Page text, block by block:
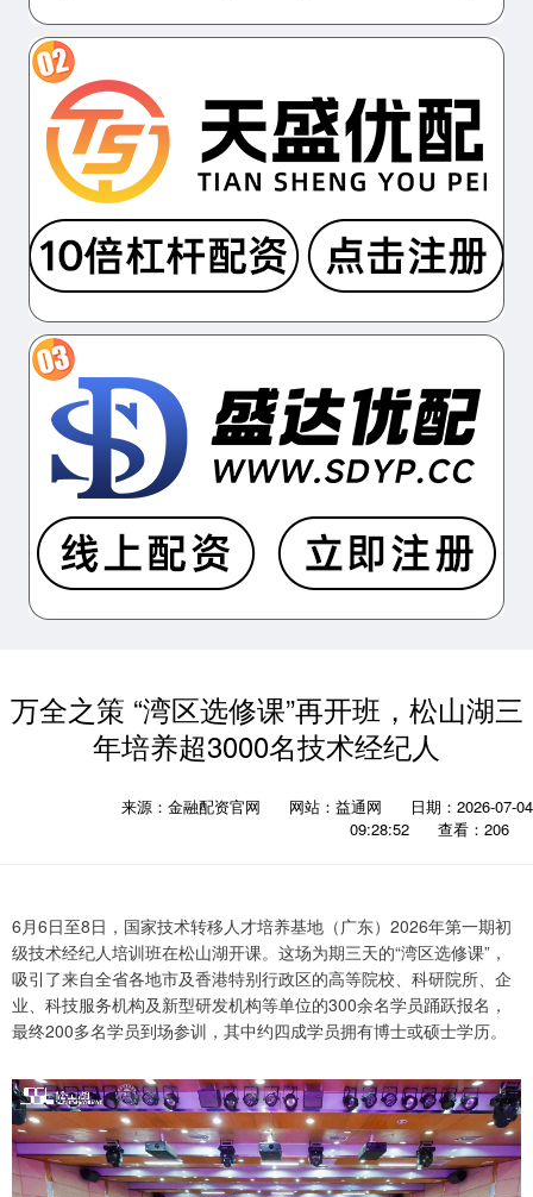
万全之策 “湾区选修课”再开班，松山湖三
年培养超3000名技术经纪人
来源：金融配资官网 网站：益通网
日期：2026-07-04
09:28:52
查看：206
6月6日至8日，国家技术转移人才培养基地（广东）2026年第一期初
级技术经纪人培训班在松山湖开课。这场为期三天的“湾区选修课”，
吸引了来自全省各地市及香港特别行政区的高等院校、科研院所、企
业、科技服务机构及新型研发机构等单位的300余名学员踊跃报名，
最终200多名学员到场参训，其中约四成学员拥有博士或硕士学历。